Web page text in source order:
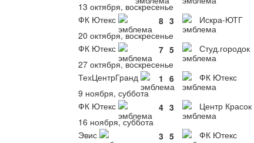
13 октября, воскресенье
ФК Ютекс
8 3 Искра-ЮТГ
20 октября, воскресенье
ФК Ютекс
7 5 Студ.городок
27 октября, воскресенье
ТехЦентрГранд
1 6 ФК Ютекс
9 ноября, суббота
ФК Ютекс
4 3 Центр Красок
16 ноября, суббота
Эвис
3 5 ФК Ютекс